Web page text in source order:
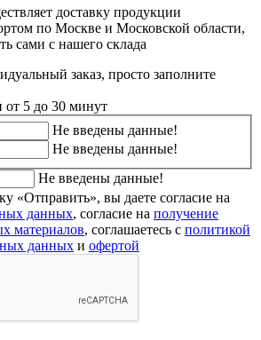
доставку продукции
по Москве и Московской области,
сами с нашего склада
заказ, просто заполните
от 5 до 30 минут
Не введены данные!
Не введены данные!
Не введены данные!
«Отправить», вы даете согласие на
данных, согласие на получение
материалов, соглашаетесь c политикой
данных и офертой